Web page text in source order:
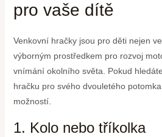
pro vaše dítě
Venkovní hračky jsou pro děti nejen
výborným prostředkem pro rozvoj
vnímání okolního světa. Pokud
hračku pro svého dvouletého
možností.
1. Kolo nebo tříkolka